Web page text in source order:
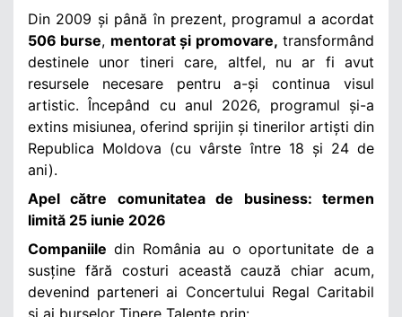
Din 2009 și până în prezent, programul a acordat
506 burse, mentorat și promovare, transformând
destinele unor tineri care, altfel, nu ar fi avut
resursele necesare pentru a-și continua visul
artistic. Începând cu anul 2026, programul și-a
extins misiunea, oferind sprijin și tinerilor artiști din
Republica Moldova (cu vârste între 18 și 24 de
ani).
Apel către comunitatea de business: termen
limită 25 iunie 2026
Companiile din România au o oportunitate de a
susține fără costuri această cauză chiar acum,
devenind parteneri ai Concertului Regal Caritabil
și ai burselor Tinere Talente prin: